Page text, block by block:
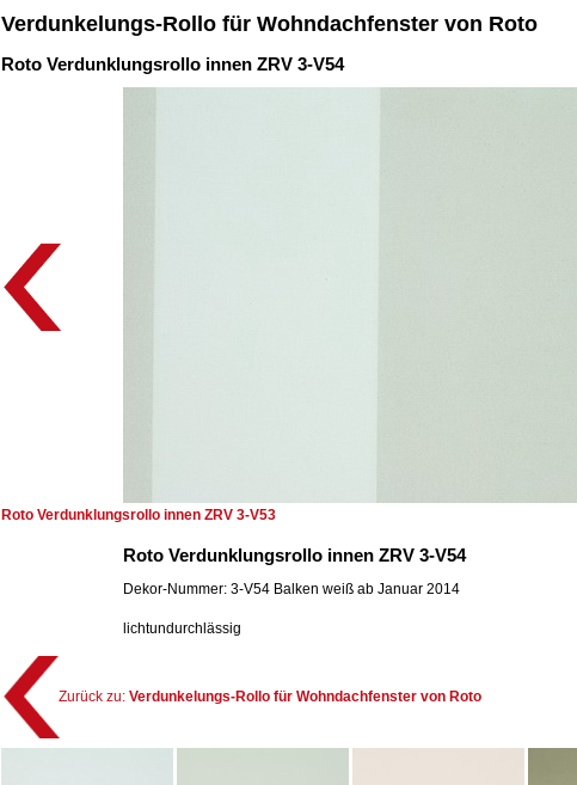
Verdunkelungs-Rollo für Wohndachfenster von Roto
Roto Verdunklungsrollo innen ZRV 3-V54
Roto Verdunklungsrollo innen ZRV 3-V53
Roto Verdunklungsrollo innen ZRV 3-V54
Dekor-Nummer: 3-V54 Balken weiß ab Januar 2014
lichtundurchlässig
Zurück zu: Verdunkelungs-Rollo für Wohndachfenster von Roto